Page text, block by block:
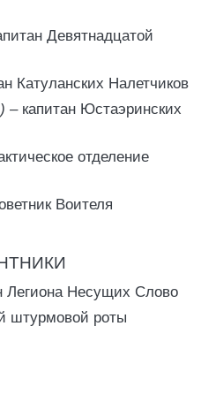
Девятнадцатой
Катуланских Налетчиков
–капитан Юстаэринских
отделение
Воителя
Легиона Несущих Слово
штурмовой роты